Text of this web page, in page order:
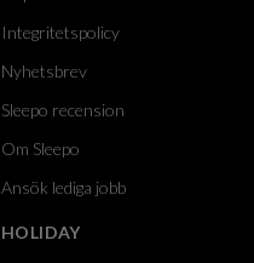
Integritetspolicy
Nyhetsbrev
Sleepo recension
Om Sleepo
Ansök lediga jobb
HOLIDAY